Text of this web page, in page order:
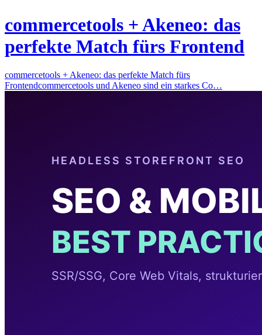
commercetools + Akeneo: das
perfekte Match fürs Frontend
commercetools + Akeneo: das perfekte Match fürs
Frontendcommercetools und Akeneo sind ein starkes Co…